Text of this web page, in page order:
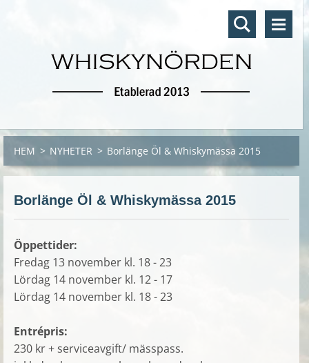
HEM > NYHETER > Borlänge Öl & Whiskymässa 2015
Borlänge Öl & Whiskymässa 2015
Öppettider:
Fredag 13 november kl. 18 - 23
Lördag 14 november kl. 12 - 17
Lördag 14 november kl. 18 - 23
Entrépris:
230 kr + serviceavgift/ mässpass.